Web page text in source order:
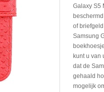
Galaxy S5
of
Samsung
kunt u van
dat de
gehaald
mogelijk